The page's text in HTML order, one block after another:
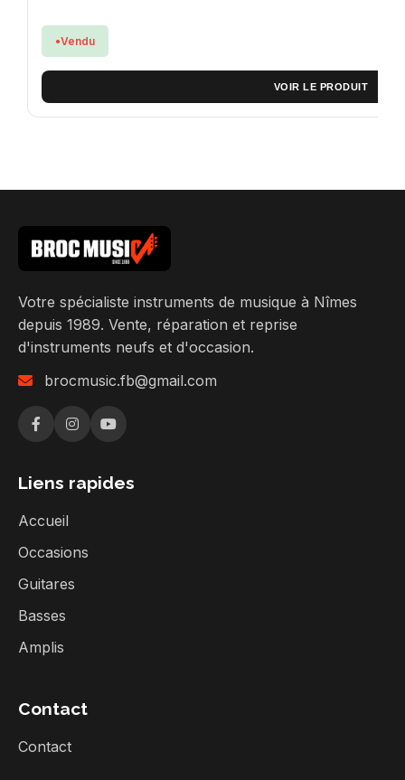
Vendu
VOIR LE PRODUIT
Votre spécialiste instruments de musique à Nîmes
depuis 1989. Vente, réparation et reprise
d'instruments neufs et d'occasion.
brocmusic.fb@gmail.com
Liens rapides
Accueil
Occasions
Guitares
Basses
Amplis
Contact
Contact